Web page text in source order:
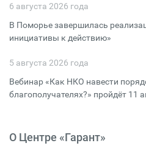
6 августа 2026 года
В Поморье завершилась
инициативы к действию»
5 августа 2026 года
Вебинар «Как НКО навести
благополучателях?» пройдёт 11
О Центре «Гарант»